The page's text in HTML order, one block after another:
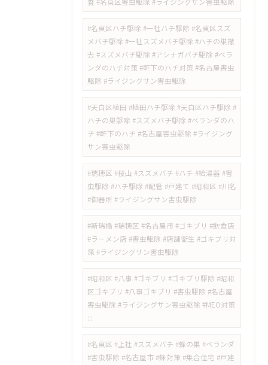
#名東区ハチ駆除 #一社ハチ駆除 #名東区スズ
メバチ駆除 #一社スズメバチ駆除 #ハチの巣撤
去 #スズメバチ駆除 #アシナガバチ駆除 #ベラ
ンダのハチ対策 #軒下のハチ対策 #名古屋害虫
駆除 #ライジングサン害虫駆除
#天白区植田 #植田ハチ駆除 #天白区ハチ駆除 #
ハチの巣駆除 #スズメバチ駆除 #ベランダのハ
チ #軒下のハチ #名古屋害虫駆除 #ライジング
サン害虫駆除
#瑞穂区 #桜山 #スズメバチ #ハチ #給湯器 #害
虫駆除 #ハチ駆除 #配管 #戸建て #昭和区 #川名
#御器所 #ライジングサン害虫駆除
#新瑞橋 #瑞穂区 #名古屋市 #ゴキブリ #飲食店
#ラーメン店 #害虫駆除 #店舗衛生 #ゴキブリ対
策 #ライジングサン害虫駆除
#昭和区 #八事 #ゴキブリ #ゴキブリ駆除 #昭和
区ゴキブリ #八事ゴキブリ #害虫駆除 #名古屋
害虫駆除 #ライジングサン害虫駆除 #MEO対策
:::
#名東区 #上社 #スズメバチ #蜂の巣 #ベランダ
#害虫駆除 #名古屋市 #蜂対策 #集合住宅 #戸建